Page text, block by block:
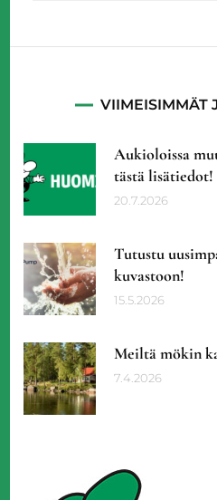
VIIMEISIMMÄT
Aukioloissa
tästä lisätiedot!
20.7.2026
Tutustu
kuvastoon!
15.5.2026
Meiltä mökin
7.4.2026